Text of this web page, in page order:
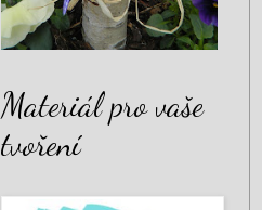
Materiál pro vaše
tvoření